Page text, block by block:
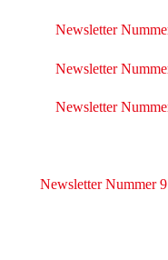
Newsletter
Newsletter
Newsletter
Newsletter Nummer